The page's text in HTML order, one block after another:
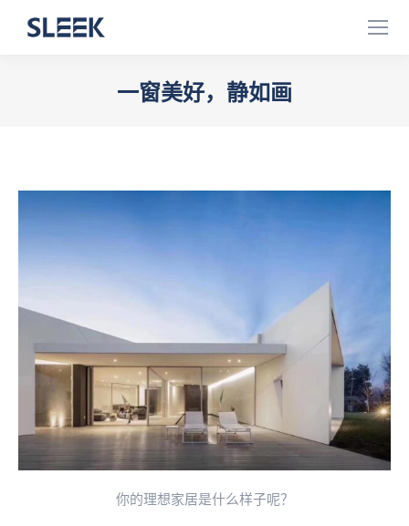
一窗美好，静如画
你的理想家居是什么样子呢？